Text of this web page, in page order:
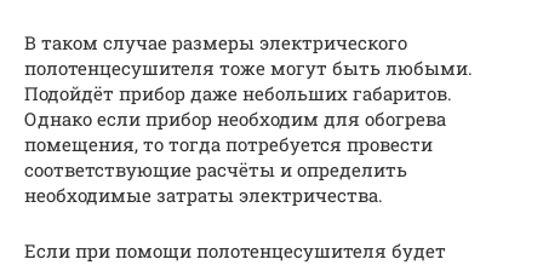
В таком случае размеры электрического
полотенцесушителя тоже могут быть любыми.
Подойдёт прибор даже небольших габаритов.
Однако если прибор необходим для обогрева
помещения, то тогда потребуется провести
соответствующие расчёты и определить
необходимые затраты электричества.
Если при помощи полотенцесушителя будет